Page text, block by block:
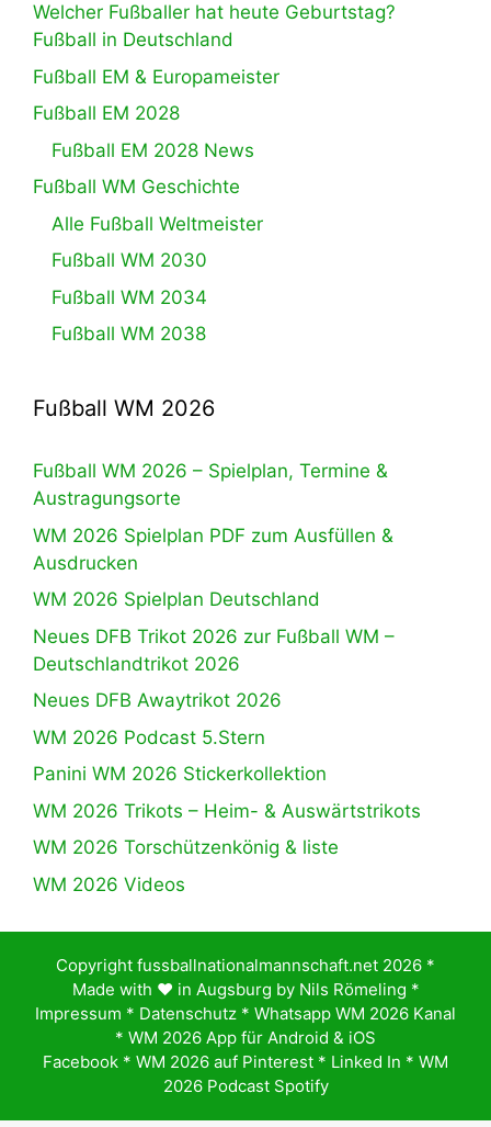
Welcher Fußballer hat heute Geburtstag?
Fußball in Deutschland
Fußball EM & Europameister
Fußball EM 2028
Fußball EM 2028 News
Fußball WM Geschichte
Alle Fußball Weltmeister
Fußball WM 2030
Fußball WM 2034
Fußball WM 2038
Fußball WM 2026
Fußball WM 2026 – Spielplan, Termine &
Austragungsorte
WM 2026 Spielplan PDF zum Ausfüllen &
Ausdrucken
WM 2026 Spielplan Deutschland
Neues DFB Trikot 2026 zur Fußball WM –
Deutschlandtrikot 2026
Neues DFB Awaytrikot 2026
WM 2026 Podcast 5.Stern
Panini WM 2026 Stickerkollektion
WM 2026 Trikots – Heim- & Auswärtstrikots
WM 2026 Torschützenkönig & liste
WM 2026 Videos
Copyright fussballnationalmannschaft.net 2026 *
Made with ♥️ in Augsburg by Nils Römeling *
Impressum * Datenschutz * Whatsapp WM 2026 Kanal
* WM 2026 App für Android & iOS
Facebook * WM 2026 auf Pinterest * Linked In * WM
2026 Podcast Spotify